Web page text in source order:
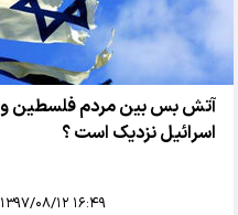
آتش بس بین مردم فلسطین و
اسرائیل نزدیک است ؟
۱۳۹۷/۰۸/۱۲ ۱۶:۴۹